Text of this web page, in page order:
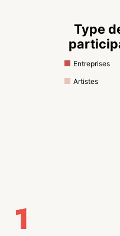
Type
Entreprises
Artistes
1